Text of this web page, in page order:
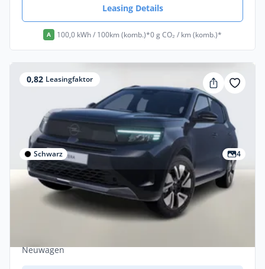
Leasing Details
A 100,0 kWh / 100km (komb.)*0 g CO₂ / km (komb.)*
0,82 Leasingfaktor
Schwarz 4
Privat & Gewerbe
Opel Frontera 44kWh Ultimate WinterP
SHZ LHZ Nav Kam Leasing privat
Neuwagen